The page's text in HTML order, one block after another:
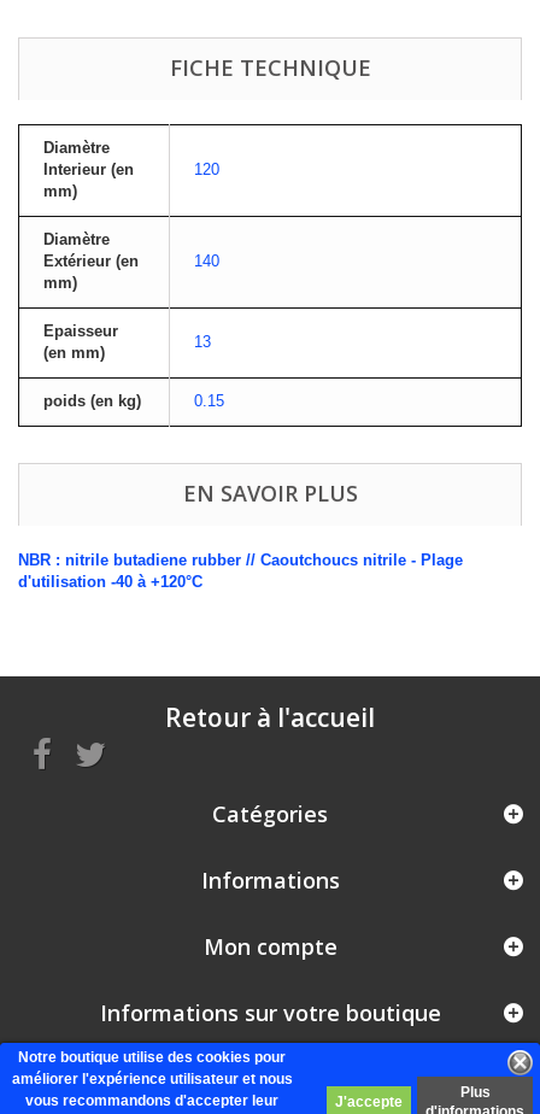
Notre boutique utilise des cookies pour
améliorer l'expérience utilisateur et nous
vous recommandons d'accepter leur
Plus
FICHE TECHNIQUE
Diamètre
Interieur (en
mm)
120
Diamètre
Extérieur (en
mm)
140
Epaisseur
(en mm)
13
poids (en kg) 0.15
EN SAVOIR PLUS
NBR : nitrile butadiene rubber // Caoutchoucs nitrile - Plage
d'utilisation -40 à +120°C
Retour à l'accueil
Catégories
Informations
Mon compte
Informations sur votre boutique